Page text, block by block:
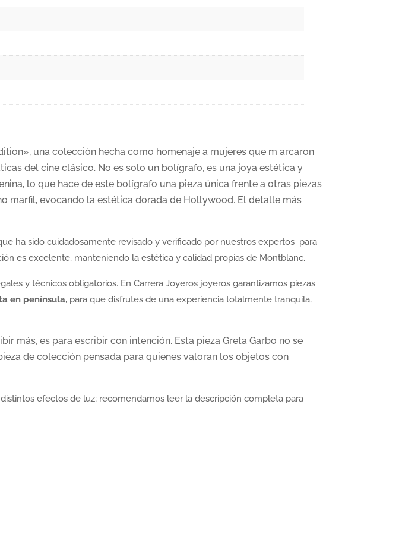
una colección hecha como homenaje a mujeres que m arcaron
del cine clásico. No es solo un bolígrafo, es una joya estética y
lo que hace de este bolígrafo una pieza única frente a otras piezas
marfil, evocando la estética dorada de Hollywood. El detalle más
ha sido cuidadosamente revisado y verificado por nuestros expertos para
es excelente, manteniendo la estética y calidad propias de Montblanc.
y técnicos obligatorios. En Carrera Joyeros joyeros garantizamos piezas
en península, para que disfrutes de una experiencia totalmente tranquila,
más, es para escribir con intención. Esta pieza Greta Garbo no se
de colección pensada para quienes valoran los objetos con
efectos de luz; recomendamos leer la descripción completa para